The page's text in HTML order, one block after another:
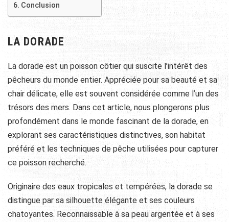
Conclusion
LA DORADE
La dorade est un poisson côtier qui suscite l’intérêt des
pêcheurs du monde entier. Appréciée pour sa beauté et sa
chair délicate, elle est souvent considérée comme l’un des
trésors des mers. Dans cet article, nous plongerons plus
profondément dans le monde fascinant de la dorade, en
explorant ses caractéristiques distinctives, son habitat
préféré et les techniques de pêche utilisées pour capturer
ce poisson recherché.
Originaire des eaux tropicales et tempérées, la dorade se
distingue par sa silhouette élégante et ses couleurs
chatoyantes. Reconnaissable à sa peau argentée et à ses